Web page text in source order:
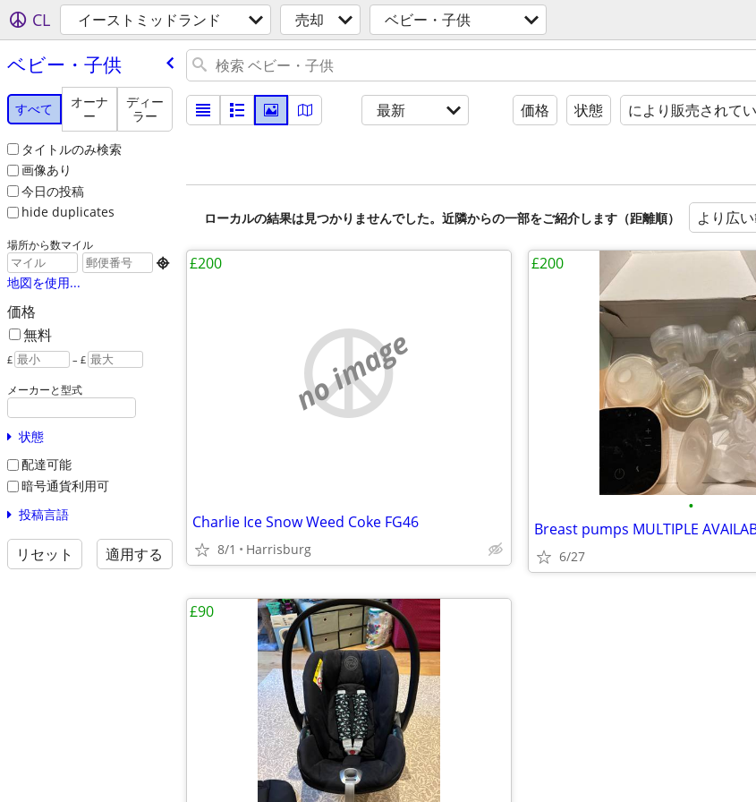
CL イーストミッドランド 売却 ベビー・子供
ベビー・子供
すべて
オーナ
ー
ディー
ラー
タイトルのみ検索
画像あり
今日の投稿
hide duplicates
場所から数マイル

地図を使用...
価格
無料
£ – £
メーカーと型式
状態
配達可能
暗号通貨利用可
投稿言語
リセット 適用する
最新 価格 状態 により販売されて
ローカルの結果は見つかりませんでした。近隣からの一部をご紹介します（距離順） より広
no image
Charlie Ice Snow Weed Coke FG46
8/1 Harrisburg
£200
•
6/27
£200
£90